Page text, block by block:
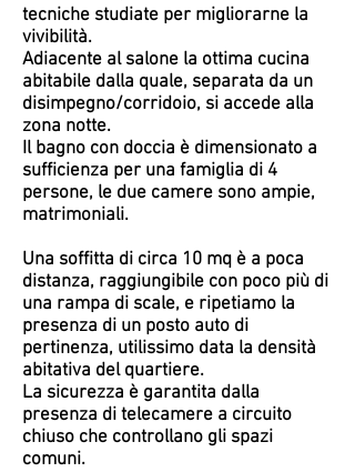
tecniche studiate per migliorarne la
vivibilità.
Adiacente al salone la ottima cucina
abitabile dalla quale, separata da un
disimpegno/corridoio, si accede alla
zona notte.
Il bagno con doccia è dimensionato a
sufficienza per una famiglia di 4
persone, le due camere sono ampie,
matrimoniali.
Una soffitta di circa 10 mq è a poca
distanza, raggiungibile con poco più di
una rampa di scale, e ripetiamo la
presenza di un posto auto di
pertinenza, utilissimo data la densità
abitativa del quartiere.
La sicurezza è garantita dalla
presenza di telecamere a circuito
chiuso che controllano gli spazi
comuni.